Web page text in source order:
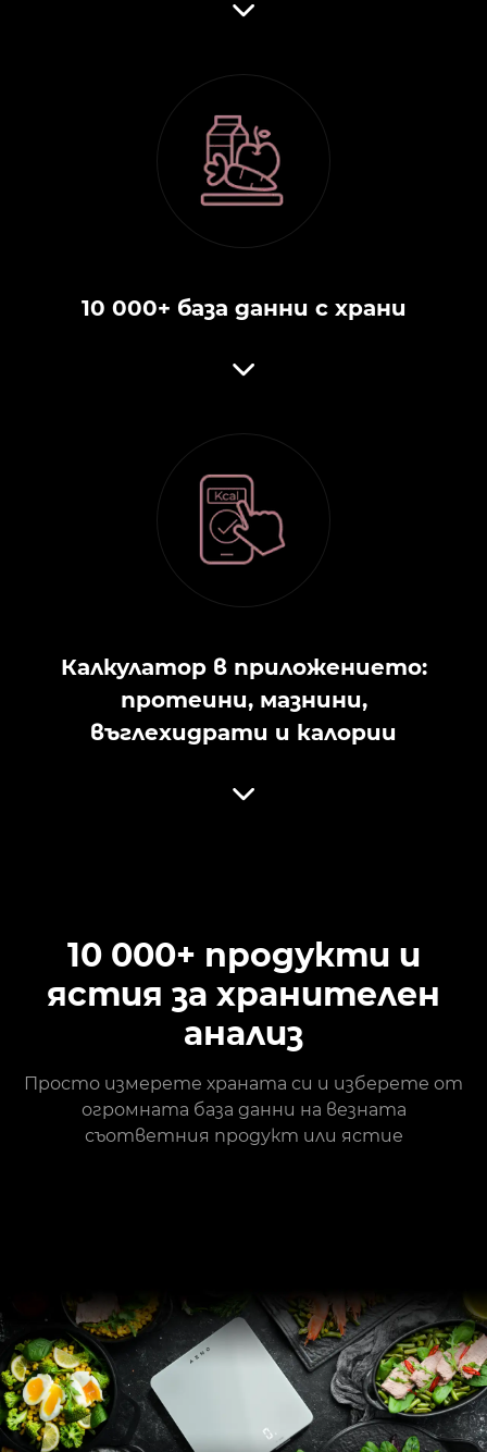
10 000+ база данни с храни
Калкулатор в приложението:
протеини, мазнини,
въглехидрати и калории
10 000+ продукти и
ястия за хранителен
анализ
Просто измерете храната си и изберете от
огромната база данни на везната
съответния продукт или ястие